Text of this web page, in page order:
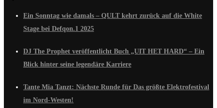
Ein Sonntag wie damals – QULT kehrt zurück auf die White
Stage bei Defqon.1 2025
DJ The Prophet veröffentlicht Buch „UIT HET HARD“ – Ein
Blick hinter seine legendäre Karriere
Tante Mia Tanzt: Nächste Runde für Das größte Elektrofestival
im Nord-Westen!